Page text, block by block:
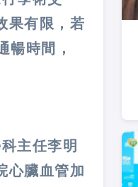
果有限，若
暢時間，
主任李明
心臟血管加